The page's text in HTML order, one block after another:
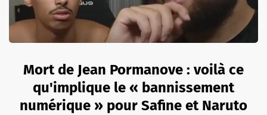
Mort de Jean Pormanove : voilà ce
qu'implique le « bannissement
numérique » pour Safine et Naruto